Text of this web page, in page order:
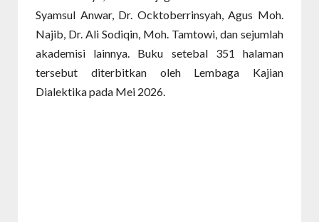
Syamsul Anwar, Dr. Ocktoberrinsyah, Agus Moh.
Najib, Dr. Ali Sodiqin, Moh. Tamtowi, dan sejumlah
akademisi lainnya. Buku setebal 351 halaman
tersebut diterbitkan oleh Lembaga Kajian
Dialektika pada Mei 2026.